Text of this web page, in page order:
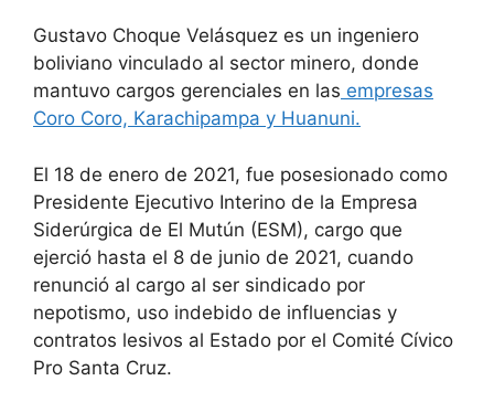
c
e
b
o
o
k
at
s
A
p
p
itt
er
e
gr
a
m
er
e
st
ai
l
m
p
ar
tir
Gustavo Choque Velásquez es un ingeniero
boliviano vinculado al sector minero, donde
mantuvo cargos gerenciales en las empresas
Coro Coro, Karachipampa y Huanuni.
El 18 de enero de 2021, fue posesionado como
Presidente Ejecutivo Interino de la Empresa
Siderúrgica de El Mutún (ESM), cargo que
ejerció hasta el 8 de junio de 2021, cuando
renunció al cargo al ser sindicado por
nepotismo, uso indebido de influencias y
contratos lesivos al Estado por el Comité Cívico
Pro Santa Cruz.